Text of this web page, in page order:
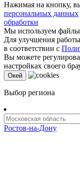
Нажимая на кнопку,
персональных данных
обработки
Мы используем
Для улучшения
в соответствии с
Вы можете
настройках своего
Oкей
Выбор региона
Ростов-на-Дону